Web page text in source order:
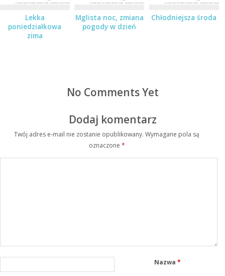
Lekka
poniedziałkowa
zima
Mglista noc, zmiana
pogody w dzień
Chłodniejsza środa
No Comments Yet
Dodaj komentarz
Twój adres e-mail nie zostanie opublikowany. Wymagane pola są
oznaczone *
Nazwa*